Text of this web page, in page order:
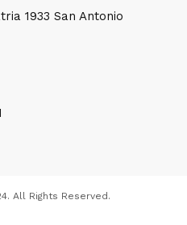
1933 San Antonio
All Rights Reserved.